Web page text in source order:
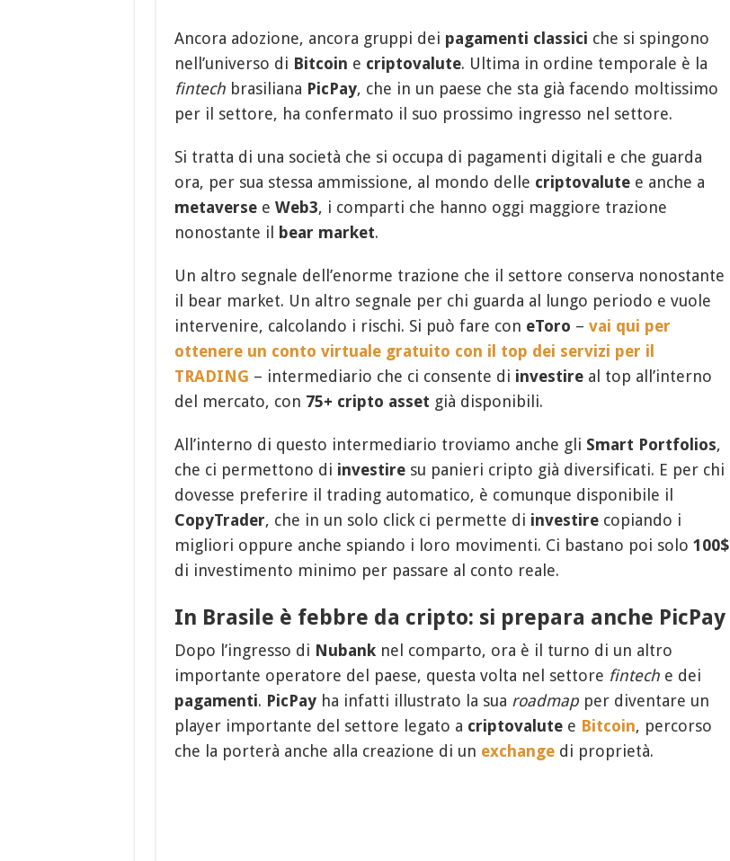
Ancora adozione, ancora gruppi dei pagamenti classici che si spingono
nell’universo di Bitcoin e criptovalute. Ultima in ordine temporale è la
fintechbrasiliana PicPay, che in un paese che sta già facendo moltissimo
per il settore, ha confermato il suo prossimo ingresso nel settore.
Si tratta di una società che si occupa di pagamenti digitali e che guarda
ora, per sua stessa ammissione, al mondo delle criptovalutee anche a
metaversee Web3, i comparti che hanno oggi maggiore trazione
nonostante il bear market.
Un altro segnale dell’enorme trazione che il settore conserva nonostante
il bear market. Un altro segnale per chi guarda al lungo periodo e vuole
intervenire, calcolando i rischi. Si può fare con eToro – vai qui per
ottenere un conto virtuale gratuito con il top dei servizi per il
TRADING – intermediario che ci consente di investireal top all’interno
del mercato, con 75+ cripto asset già disponibili.
All’interno di questo intermediario troviamo anche gli Smart Portfolios,
che ci permettono di investiresu panieri cripto già diversificati. E per chi
dovesse preferire il trading automatico, è comunque disponibile il
CopyTrader, che in un solo click ci permette di investirecopiando i
migliori oppure anche spiando i loro movimenti. Ci bastano poi solo 100$
di investimento minimo per passare al conto reale.
In Brasile è febbre da cripto: si prepara anche PicPay
Dopo l’ingresso di Nubanknel comparto, ora è il turno di un altro
importante operatore del paese, questa volta nel settore finteche dei
pagamenti. PicPayha infatti illustrato la sua roadmapper diventare un
player importante del settore legato a criptovalutee Bitcoin, percorso
che la porterà anche alla creazione di un exchangedi proprietà.